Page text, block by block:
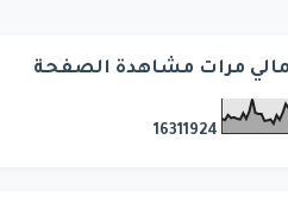
مرات مشاهدة الصفحة
163 1 1924